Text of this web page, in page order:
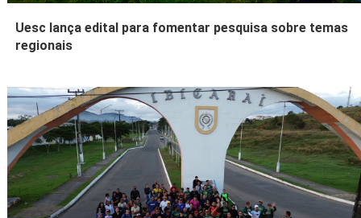
Uesc lança edital para fomentar pesquisa sobre temas
regionais